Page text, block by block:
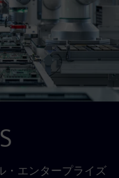
・エンタープライズ